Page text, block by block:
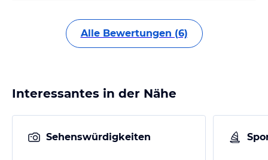
Alle Bewertungen (6)
Interessantes in der Nähe
Sehenswürdigkeiten